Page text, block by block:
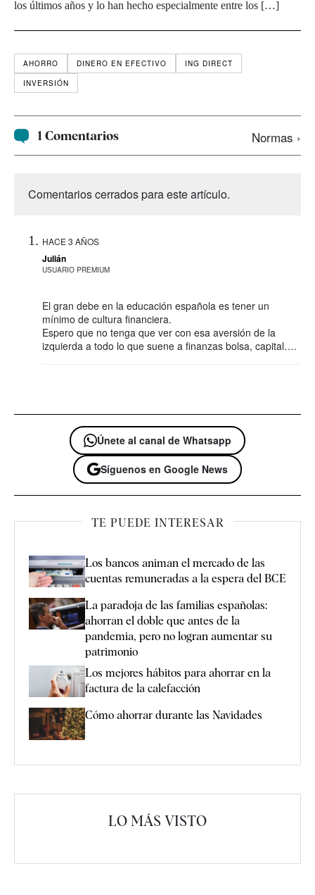
los últimos años y lo han hecho especialmente entre los […]
AHORRO DINERO EN EFECTIVO
ING DIRECT
INVERSIÓN
1 Comentarios Normas ›
Comentarios cerrados para este artículo.
HACE 3 AÑOS
Julián
USUARIO PREMIUM
El gran debe en la educación española es tener un
mínimo de cultura financiera.
Espero que no tenga que ver con esa aversión de la
izquierda a todo lo que suene a finanzas bolsa, capital….
Únete al canal de Whatsapp
Síguenos en Google News
TE PUEDE INTERESAR
Los bancos animan el mercado de las
cuentas remuneradas a la espera del BCE
La paradoja de las familias españolas:
ahorran el doble que antes de la
pandemia, pero no logran aumentar su
patrimonio
Los mejores hábitos para ahorrar en la
factura de la calefacción
Cómo ahorrar durante las Navidades
LO MÁS VISTO